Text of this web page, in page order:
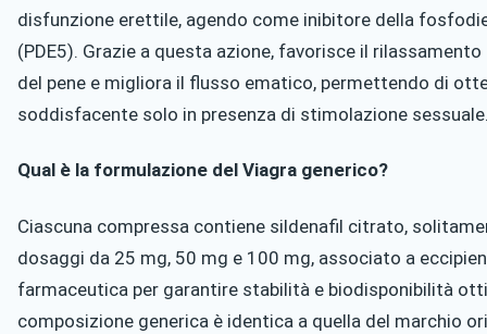
disfunzione erettile, agendo come inibitore della
(PDE5). Grazie a questa azione, favorisce il
del pene e migliora il flusso ematico, permettendo di
soddisfacente solo in presenza di stimolazione
Qual è la formulazione del Viagra generico?
Ciascuna compressa contiene sildenafil citrato,
dosaggi da 25 mg, 50 mg e 100 mg, associato a
farmaceutica per garantire stabilità e biodisponibilità
composizione generica è identica a quella del marchio